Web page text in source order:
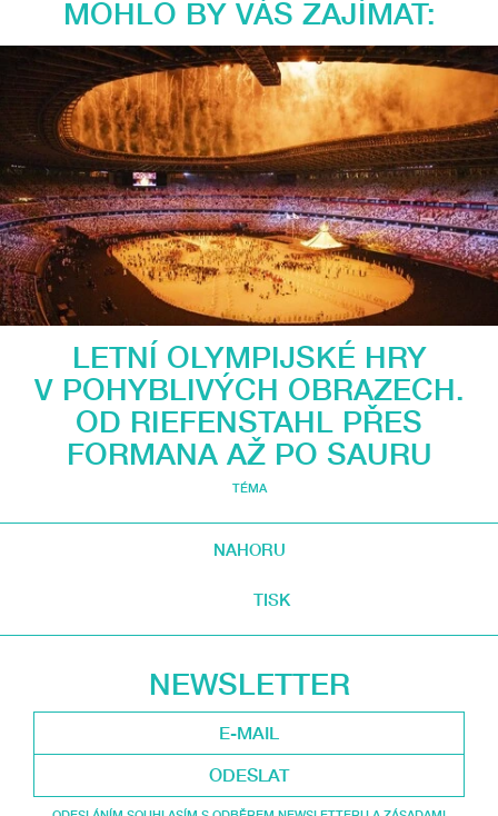
MOHLO BY VÁS ZAJÍMAT:
LETNÍ OLYMPIJSKÉ HRY
V POHYBLIVÝCH OBRAZECH.
OD RIEFENSTAHL PŘES
FORMANA AŽ PO SAURU
TÉMA
NAHORU
TISK
NEWSLETTER
ODESLAT